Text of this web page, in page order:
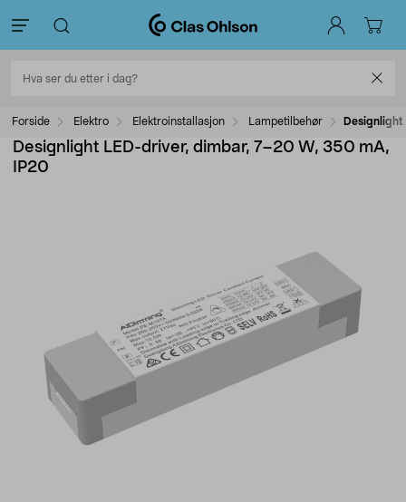
Forside Elektro Elektroinstallasjon Lampetilbehør
Designlight LED-driver, dimbar, 7–20 W, 350 mA,
IP20